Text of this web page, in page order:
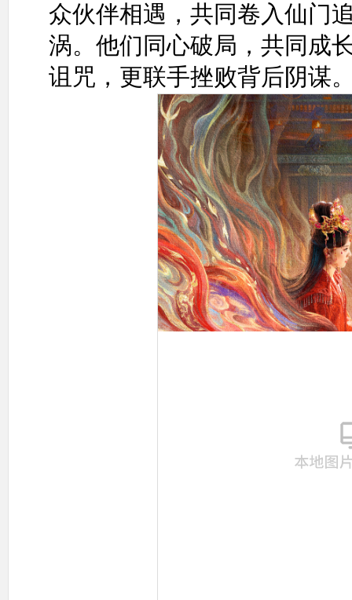
众伙伴相遇，共同卷入仙门
涡。他们同心破局，共同成
诅咒，更联手挫败背后阴谋